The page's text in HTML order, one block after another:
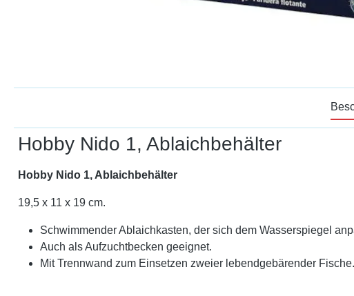
Hobby Nido 1, Ablaichbehälter
Hobby Nido 1, Ablaichbehälter
19,5 x 11 x 19 cm.
Schwimmender Ablaichkasten, der sich dem Wasserspiegel
Auch als Aufzuchtbecken geeignet.
Mit Trennwand zum Einsetzen zweier lebendgebärender Fische.